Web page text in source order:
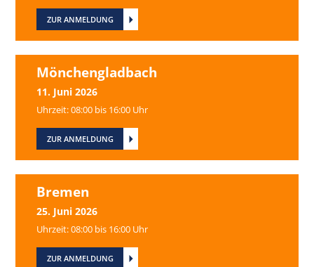
ZUR ANMELDUNG
Mönchengladbach
11. Juni 2026
Uhrzeit: 08:00 bis 16:00 Uhr
ZUR ANMELDUNG
Bremen
25. Juni 2026
Uhrzeit: 08:00 bis 16:00 Uhr
ZUR ANMELDUNG